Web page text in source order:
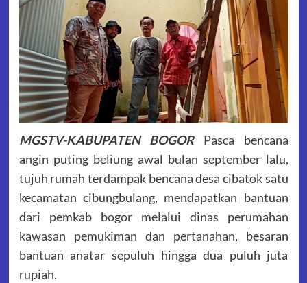
MGSTV-KABUPATEN BOGORPasca bencana
angin puting beliung awal bulan september lalu,
tujuh rumah terdampak bencana desa cibatok satu
kecamatan cibungbulang, mendapatkan bantuan
dari pemkab bogor melalui dinas perumahan
kawasan pemukiman dan pertanahan, besaran
bantuan anatar sepuluh hingga dua puluh juta
rupiah.